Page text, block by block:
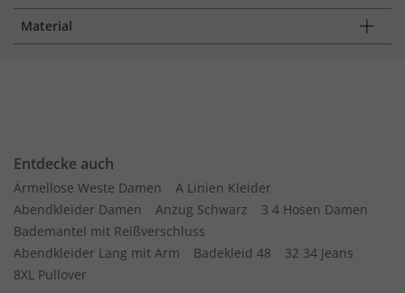
Material
Entdecke auch
Ärmellose Weste Damen
A Linien Kleider
Abendkleider Damen
Anzug Schwarz
3 4 Hosen Damen
Bademantel mit Reißverschluss
Abendkleider Lang mit Arm
Badekleid 48
32 34 Jeans
8XL Pullover